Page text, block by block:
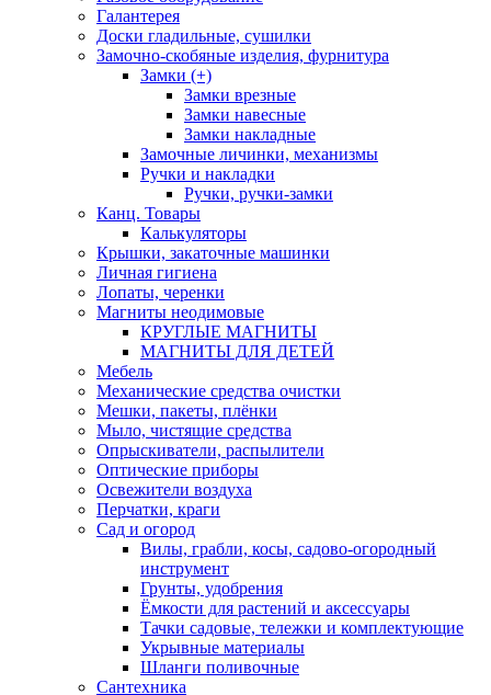
Галантерея
Доски гладильные, сушилки
Замочно-скобяные изделия, фурнитура
Замки (+)
Замки врезные
Замки навесные
Замки накладные
Замочные личинки, механизмы
Ручки и накладки
Ручки, ручки-замки
Канц. Товары
Калькуляторы
Крышки, закаточные машинки
Личная гигиена
Лопаты, черенки
Магниты неодимовые
КРУГЛЫЕ МАГНИТЫ
МАГНИТЫ ДЛЯ ДЕТЕЙ
Мебель
Механические средства очистки
Мешки, пакеты, плёнки
Мыло, чистящие средства
Опрыскиватели, распылители
Оптические приборы
Освежители воздуха
Перчатки, краги
Сад и огород
Вилы, грабли, косы, садово-огородный
инструмент
Грунты, удобрения
Ёмкости для растений и аксессуары
Тачки садовые, тележки и комплектующие
Укрывные материалы
Шланги поливочные
Сантехника